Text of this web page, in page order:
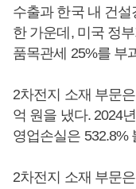
수출과 한국 내 건
한 가운데, 미국 정
품목관세 25%를 부
2차전지 소재 부문
억 원을 냈다. 2024
영업손실은 532.8%
2차전지 소재 부문